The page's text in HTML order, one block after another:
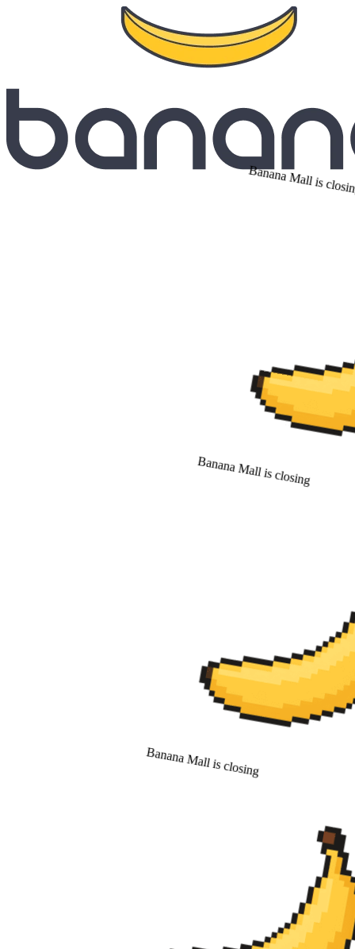
Banana Mall is
Banana Mall is closing
Banana Mall is closing